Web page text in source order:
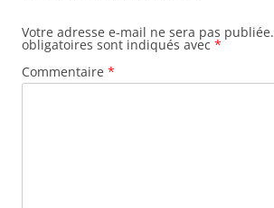
Votre adresse e-mail ne sera pas publiée.
obligatoires sont indiqués avec *
Commentaire *